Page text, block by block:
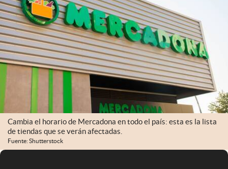
Cambia el horario de Mercadona en todo el país: esta es la lista
de tiendas que se verán afectadas.
Fuente: Shutterstock